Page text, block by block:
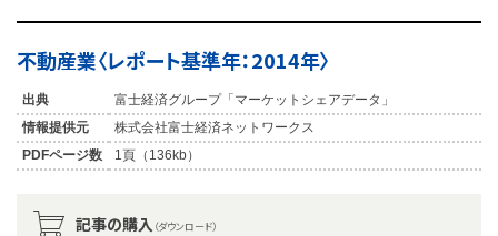
不動産業〈レポート基準年：2014年〉
出典
富士経済グループ「マーケットシェアデータ」
情報提供元
株式会社富士経済ネットワークス
PDFページ数
1頁（136kb）
記事の購入 （ダウンロード）